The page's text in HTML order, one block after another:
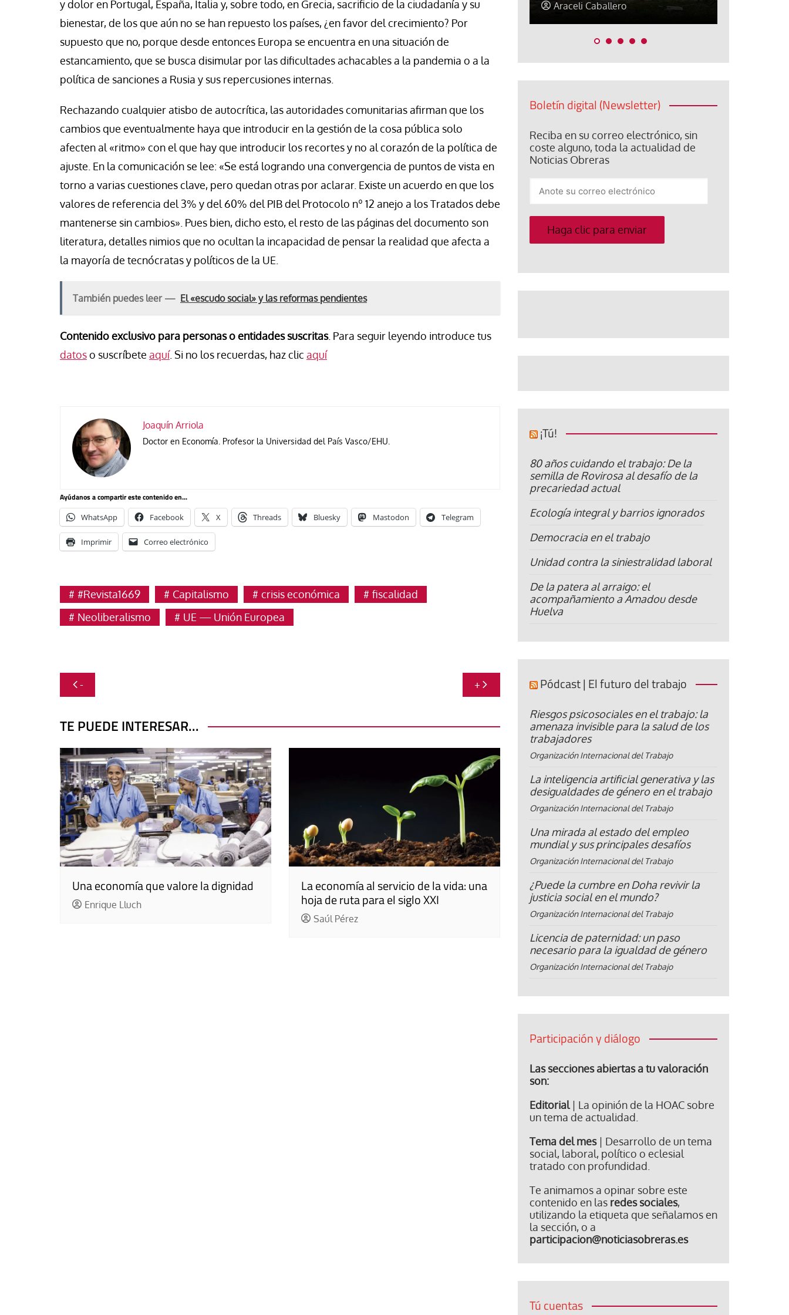
y dolor en Portugal, España, Italia y, sobre todo, en Grecia, sacrificio de la ciudadanía y su
bienestar, de los que aún no se han repuesto los países, ¿en favor del crecimiento? Por
supuesto que no, porque desde entonces Europa se encuentra en una situación de
estancamiento, que se busca disimular por las dificultades achacables a la pandemia o a la
política de sanciones a Rusia y sus repercusiones internas.
Rechazando cualquier atisbo de autocrítica, las autoridades comunitarias afirman que los
cambios que eventualmente haya que introducir en la gestión de la cosa pública solo
afecten al «ritmo» con el que hay que introducir los recortes y no al corazón de la política de
ajuste. En la comunicación se lee: «Se está logrando una convergencia de puntos de vista en
torno a varias cuestiones clave, pero quedan otras por aclarar. Existe un acuerdo en que los
valores de referencia del 3% y del 60% del PIB del Protocolo nº 12 anejo a los Tratados debe
mantenerse sin cambios». Pues bien, dicho esto, el resto de las páginas del documento son
literatura, detalles nimios que no ocultan la incapacidad de pensar la realidad que afecta a
la mayoría de tecnócratas y políticos de la UE.
También puedes leer — El «escudo social» y las reformas pendientes
Contenido exclusivo para personas o entidades suscritas. Para seguir leyendo introduce tus
datoso suscríbete aquí. Si no los recuerdas, haz clic aquí
Joaquín Arriola
Doctor en Economía. Profesor la Universidad del País Vasco/EHU.
Ayúdanos a compartir este contenido en...
WhatsApp Facebook X Threads Bluesky Mastodon Telegram
Imprimir Correo electrónico
#Revista1669 Capitalismo crisis económica
fiscalidad
Neoliberalismo
UE — Unión Europea
Navegación
de - +
TE PUEDE INTERESAR...
Una economía que valore la dignidad
Enrique Lluch
La economía al servicio de la vida: una
hoja de ruta para el siglo XXI
Saúl Pérez
Luis Palacios Paco (Quisco) Vicente Araceli Caballero Jorge Hernández
Boletín digital (Newsletter)
Reciba en su correo electrónico, sin
coste alguno, toda la actualidad de
Noticias Obreras
su
correo
electrónico
Haga clic para enviar
¡Tú!
80 años cuidando el trabajo: De la
semilla de Rovirosa al desafío de la
precariedad actual
Ecología integral y barrios ignorados
Democracia en el trabajo
Unidad contra la siniestralidad laboral
De la patera al arraigo: el
acompañamiento a Amadou desde
Huelva
Pódcast | El futuro del trabajo
Riesgos psicosociales en el trabajo: la
amenaza invisible para la salud de los
trabajadores
Organización Internacional del Trabajo
La inteligencia artificial generativa y las
desigualdades de género en el trabajo
Organización Internacional del Trabajo
Una mirada al estado del empleo
mundial y sus principales desafíos
Organización Internacional del Trabajo
¿Puede la cumbre en Doha revivir la
justicia social en el mundo?
Organización Internacional del Trabajo
Licencia de paternidad: un paso
necesario para la igualdad de género
Organización Internacional del Trabajo
Participación y diálogo
Las secciones abiertas a tu valoración
son:
Editorial| La opinión de la HOAC sobre
un tema de actualidad.
Tema del mes| Desarrollo de un tema
social, laboral, político o eclesial
tratado con profundidad.
Te animamos a opinar sobre este
contenido en las redes sociales,
utilizando la etiqueta que señalamos en
la sección, o a
participacion@noticiasobreras.es
Tú cuentas